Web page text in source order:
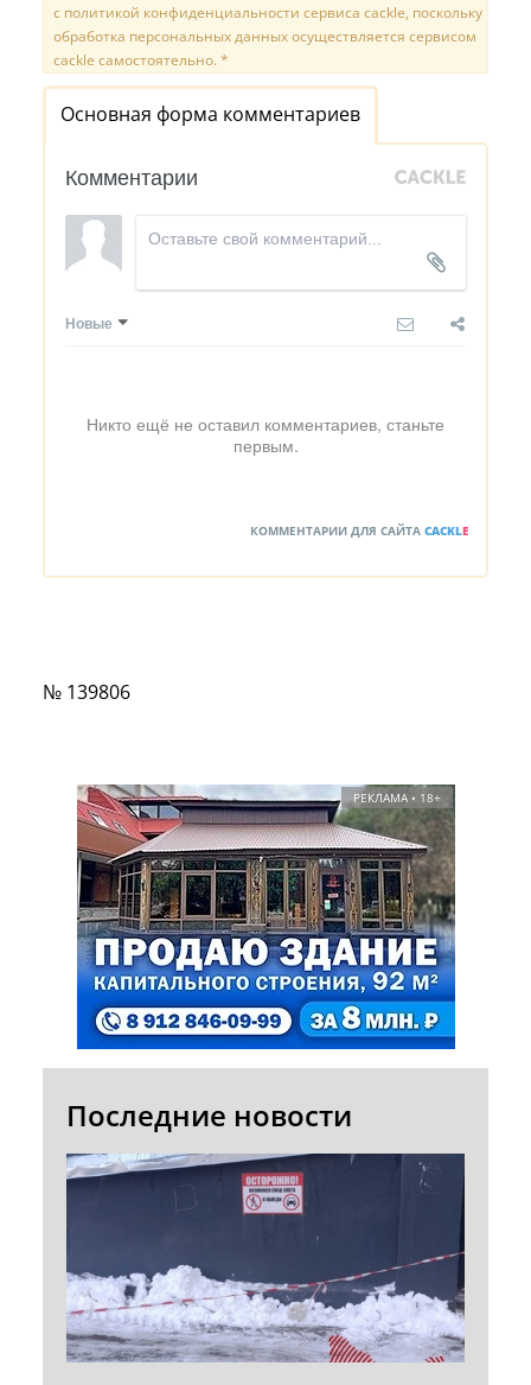
с политикой конфиденциальности сервиса cackle, поскольку
обработка персональных данных осуществляется сервисом
cackle самостоятельно. *
Основная форма комментариев
Комментарии
Новые
Никто ещё не оставил комментариев, станьте
первым.
КОММЕНТАРИИ ДЛЯ САЙТА CACKLE
№ 139806
РЕКЛАМА • 18+
Последние новости